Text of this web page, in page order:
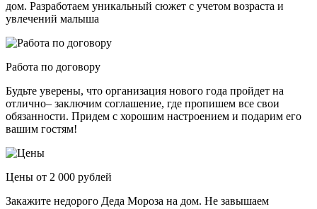
дом. Разработаем уникальный сюжет с учетом возраста и
увлечений малыша
Работа по договору
Будьте уверены, что организация нового года пройдет на
отлично– заключим соглашение, где пропишем все свои
обязанности. Придем с хорошим настроением и подарим его
вашим гостям!
Цены от 2 000 рублей
Закажите недорого Деда Мороза на дом. Не завышаем